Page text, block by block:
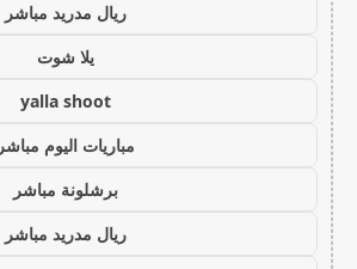
ريال مدريد مباشر
يلا شوت
yalla shoot
مباريات اليوم مباشر
برشلونة مباشر
ريال مدريد مباشر